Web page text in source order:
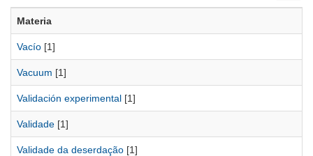
Materia
Vacío [1]
Vacuum [1]
Validación experimental [1]
Validade [1]
Validade da deserdação [1]